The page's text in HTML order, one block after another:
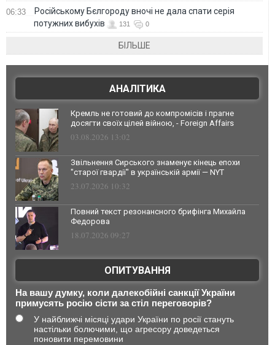
06:33
Російському Бєлгороду вночі не дала спати серія
потужних вибухів
131 0
БІЛЬШЕ
АНАЛІТИКА
Кремль не готовий до компромісів і прагне
досягти своїх цілей війною, - Foreign Affairs
03.08.2026 13:02
Звільнення Сирського знаменує кінець епохи
"старої гвардії" в українській армії — NYT
23.07.2026 10:32
Повний текст резонансного брифінга Михайла
Федорова
18.07.2026 09:27
ОПИТУВАННЯ
На вашу думку, коли далекобійні санкції України
примусять росію сісти за стіл переговорів?
У найближчі місяці удари України по росії стануть
настільки болючими, що агресору доведеться
поновити перемовини